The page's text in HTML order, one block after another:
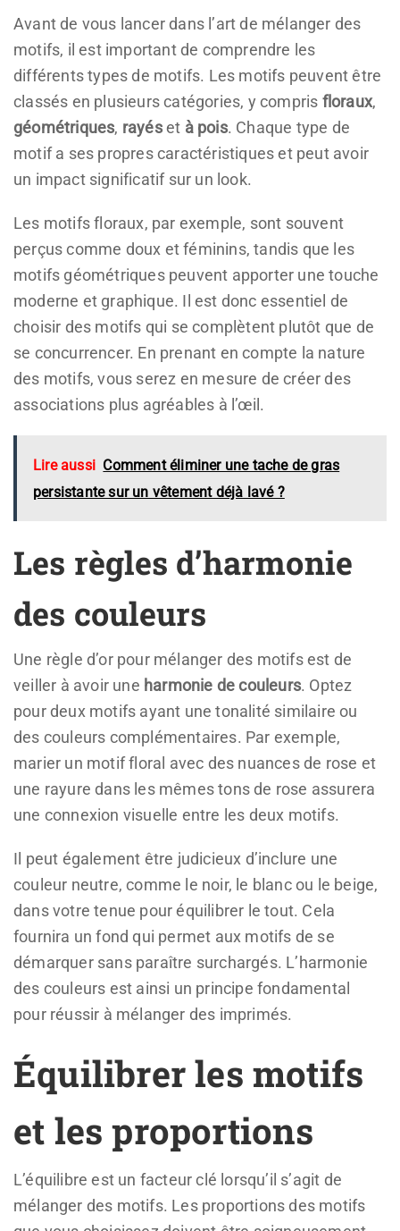
Avant de vous lancer dans l’art de mélanger des
motifs, il est important de comprendre les
différents types de motifs. Les motifs peuvent être
classés en plusieurs catégories, y compris floraux,
géométriques, rayéset à pois. Chaque type de
motif a ses propres caractéristiques et peut avoir
un impact significatif sur un look.
Les motifs floraux, par exemple, sont souvent
perçus comme doux et féminins, tandis que les
motifs géométriques peuvent apporter une touche
moderne et graphique. Il est donc essentiel de
choisir des motifs qui se complètent plutôt que de
se concurrencer. En prenant en compte la nature
des motifs, vous serez en mesure de créer des
associations plus agréables à l’œil.
Lire aussi Comment éliminer une tache de gras
persistante sur un vêtement déjà lavé ?
Les règles d’harmonie
des couleurs
Une règle d’or pour mélanger des motifs est de
veiller à avoir une harmonie de couleurs. Optez
pour deux motifs ayant une tonalité similaire ou
des couleurs complémentaires. Par exemple,
marier un motif floral avec des nuances de rose et
une rayure dans les mêmes tons de rose assurera
une connexion visuelle entre les deux motifs.
Il peut également être judicieux d’inclure une
couleur neutre, comme le noir, le blanc ou le beige,
dans votre tenue pour équilibrer le tout. Cela
fournira un fond qui permet aux motifs de se
démarquer sans paraître surchargés. L’harmonie
des couleurs est ainsi un principe fondamental
pour réussir à mélanger des imprimés.
Équilibrer les motifs
et les proportions
L’équilibre est un facteur clé lorsqu’il s’agit de
mélanger des motifs. Les proportions des motifs